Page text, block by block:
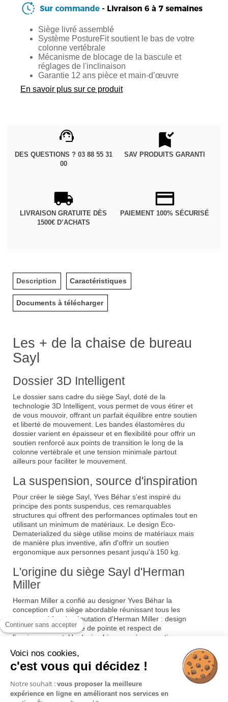
Siège livré assemblé
Système PostureFit soutient le bas de votre
colonne vertébrale
Mécanisme de blocage de la bascule et
réglages de l'inclinaison
Garantie 12 ans pièce et main-d’œuvre
En savoir plus sur ce produit
DES QUESTIONS ? 03 88 55 31
00
SAV PRODUITS GARANTI
LIVRAISON GRATUITE DÈS
1500€ D’ACHATS
PAIEMENT 100% SÉCURISÉ
Description Caractéristiques
Documents à télécharger
Les + de la chaise de bureau
Sayl
Dossier 3D Intelligent
Le dossier sans cadre du siège Sayl, doté de la
technologie 3D Intelligent, vous permet de vous étirer et
de vous mouvoir, offrant un parfait équilibre entre soutien
et liberté de mouvement. Les bandes élastomères du
dossier varient en épaisseur et en flexibilité pour offrir un
soutien renforcé aux points de transition le long de la
colonne vertébrale et une tension minimale partout
ailleurs pour faciliter le mouvement.
La suspension, source d'inspiration
Pour créer le siège Sayl, Yves Béhar s'est inspiré du
principe des ponts suspendus, ces remarquables
structures qui offrent des performances optimales tout en
utilisant un minimum de matériaux. Le design Eco-
Dematerialized du siège utilise moins de matériaux mais
de manière plus inventive, afin d'offrir un soutien
ergonomique aux personnes pesant jusqu'à 150 kg.
L'origine du siège Sayl d'Herman
Miller
Herman Miller a confié au designer Yves Béhar la
conception d’un siège abordable réunissant tous les
aspects qui font la réputation d'Herman Miller : design
esthétique, ergonomie de pointe et respect de
l’environnement. Un design bien pensé, un soutien
les atouts incontestables du siège de bureau Sayl. Une
approche intelligente de l'ingénierie pour transformer des
matériaux simples a permis de rendre le siège Sayl
accessible à un plus vaste public.
Continuer sans accepter
Voici nos cookies,
c'est vous qui décidez !
Notre souhait : vous proposer la meilleure
expérience en ligne en améliorant nos services en